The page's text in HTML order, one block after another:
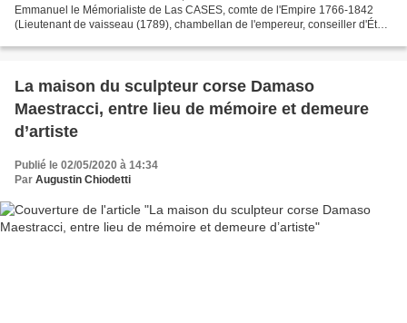
Emmanuel le Mémorialiste de Las CASES, comte de l'Empire 1766-1842
(Lieutenant de vaisseau (1789), chambellan de l'empereur, conseiller d'État)
La maison du sculpteur corse Damaso
Maestracci, entre lieu de mémoire et demeure
d’artiste
Publié le 02/05/2020 à 14:34
Par Augustin Chiodetti